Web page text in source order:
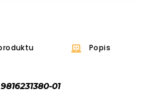
Popis
9816231380-01